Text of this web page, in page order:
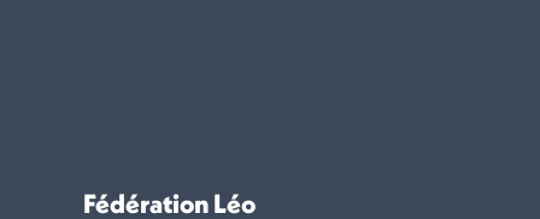
Fédération Léo